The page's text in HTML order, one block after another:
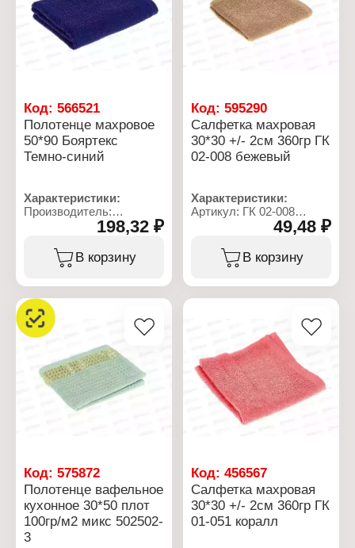
Код: 566521
Полотенце махровое
50*90 Бояртекс
Темно-синий
Характеристики:
Производитель:
Тип товара: Полотенце
Вид ткани: махровое
Размер: 50х90 см
Плотность: 380 г/кв.м
198,32 ₽
В корзину
Код:595290
Салфетка махровая
30*30 +/- 2см 360гр ГК
02-008 бежевый
Характеристики:
Артикул: ГК 02-008
Тип товара: Салфетка
Вид ткани: махровая
Размер: 30х30 +/-2 см
Состав: 100% хлопок
49,48 ₽
В корзину
Код: 575872
Полотенце вафельное
кухонное 30*50 плот
100гр/м2 микс 502502-
3
Код:456567
Салфетка махровая
30*30 +/- 2см 360гр ГК
01-051 коралл